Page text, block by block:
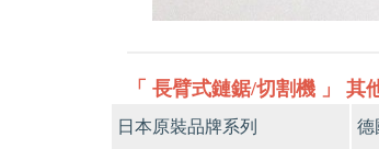
「 長臂式鏈鋸/切割機 」 其
日本原裝品牌系列 德